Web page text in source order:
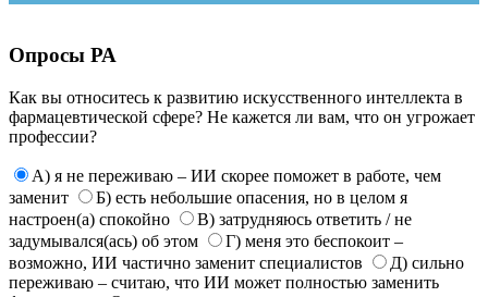
Опросы РА
Как вы относитесь к развитию искусственного интеллекта в
фармацевтической сфере? Не кажется ли вам, что он угрожает
профессии?
А) я не переживаю – ИИ скорее поможет в работе, чем
заменит
Б) есть небольшие опасения, но в целом я
настроен(а) спокойно
В) затрудняюсь ответить / не
задумывался(ась) об этом
Г) меня это беспокоит –
возможно, ИИ частично заменит специалистов
Д) сильно
переживаю – считаю, что ИИ может полностью заменить